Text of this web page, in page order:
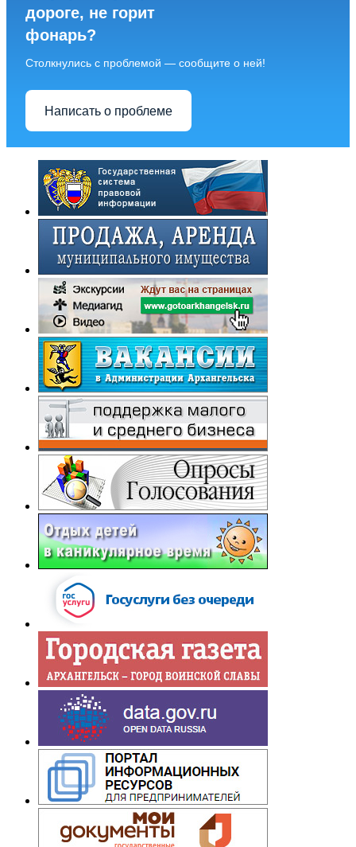
дороге, не горит
фонарь?
Столкнулись с проблемой — сообщите о ней!
Написать о проблеме